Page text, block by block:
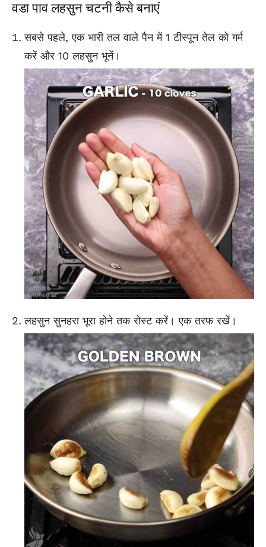
वडा पाव लहसुन चटनी कैसे बनाएं
सबसे पहले, एक भारी तल वाले पैन में 1 टीस्पून तेल को गर्म
करें और 10 लहसुन भूनें।
लहसुन सुनहरा भूरा होने तक रोस्ट करें। एक तरफ रखें।